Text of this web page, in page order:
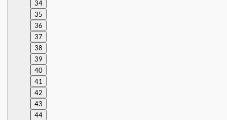
34
35
36
37
38
39
40
41
42
43
44